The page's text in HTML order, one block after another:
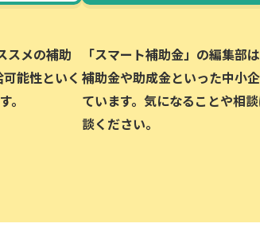
スメの補助
能性といく
。
「スマート補助金」の編集部
補助金や助成金といった中小
ています。気になることや相
談ください。